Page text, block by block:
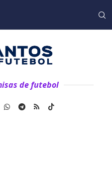
de futebol